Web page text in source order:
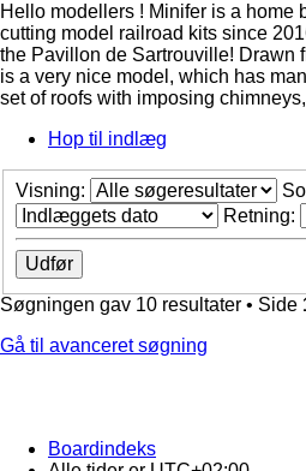
Hello modellers ! Minifer is a home
cutting model railroad kits since
the Pavillon de Sartrouville! Drawn
is a very nice model, which has
set of roofs with imposing
Hop til indlæg
Visning:
Retning:
Søgningen gav 10 resultater • Side
Gå til avanceret søgning
Boardindeks